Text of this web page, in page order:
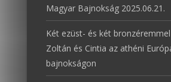
Magyar Bajnokság 2025.06.21.
Két ezüst- és két
Zoltán és Cintia az athéni
bajnokságon